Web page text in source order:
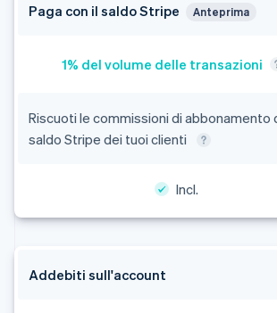
Paga con il saldo Stripe Anteprima
Riscuoti le commissioni di
saldo Stripe dei tuoi clienti
Incl.
Addebiti sull'account